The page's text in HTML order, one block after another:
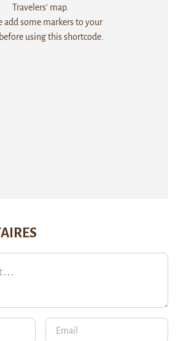
Travelers' map.
add some markers to your
using this shortcode.